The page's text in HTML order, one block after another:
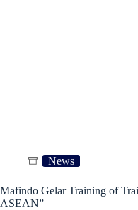
News
Mafindo Gelar Training of
ASEAN”